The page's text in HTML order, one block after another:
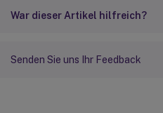
War dieser Artikel hilfreich?
Senden Sie uns Ihr Feedback